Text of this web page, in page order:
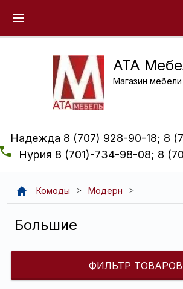
ATA
Магазин
Надежда 8 (707) 928-90-18; 8
Нурия 8 (701)-734-98-08; 8
Комоды Модерн
Большие
ФИЛЬТР ТОВАРОВ